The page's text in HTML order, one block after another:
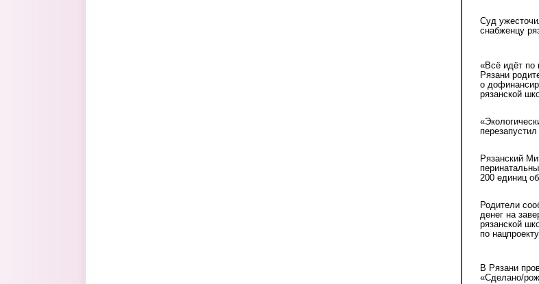
Суд
снабженцу
«Всё идёт
Рязани
о
рязанской
Рязанский
200 единиц
Родители
денег на
рязанской
по нацпроекту
В Рязани
«Сделано/